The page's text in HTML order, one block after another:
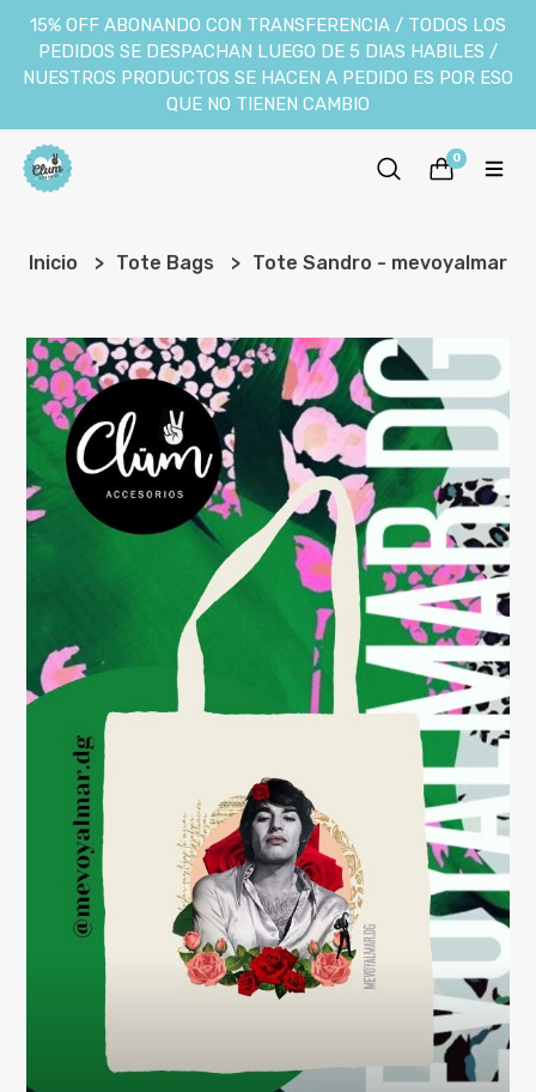
15% OFF ABONANDO CON TRANSFERENCIA / TODOS LOS
PEDIDOS SE DESPACHAN LUEGO DE 5 DIAS HABILES /
NUESTROS PRODUCTOS SE HACEN A PEDIDO ES POR ESO
QUE NO TIENEN CAMBIO
0
Inicio Tote Bags Tote Sandro - mevoyalmar